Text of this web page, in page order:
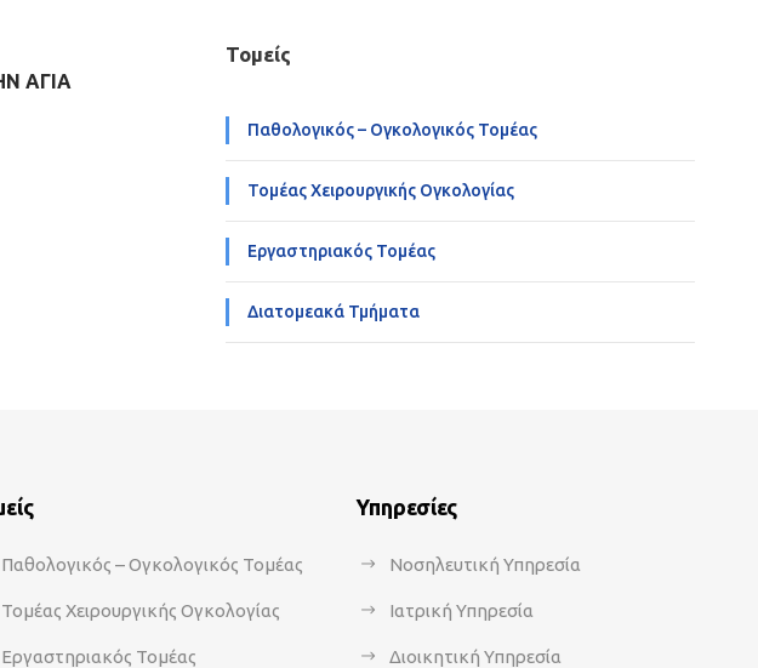
ΑΓΙΑ
Τομείς
Παθολογικός – Ογκολογικός Τομέας
Τομέας Χειρουργικής Ογκολογίας
Εργαστηριακός Τομέας
Διατομεακά Τμήματα
Παθολογικός – Ογκολογικός Τομέας
Τομέας Χειρουργικής Ογκολογίας
Εργαστηριακός Τομέας
Υπηρεσίες
Νοσηλευτική Υπηρεσία
Ιατρική Υπηρεσία
Διοικητική Υπηρεσία